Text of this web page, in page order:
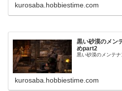
kurosaba.hobbiestime.com
黒い砂漠のメン
めpart2
黒い砂漠のメンテナ
kurosaba.hobbiestime.com